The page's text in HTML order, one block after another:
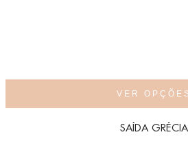
VER
SAÍDA GRÉCIA